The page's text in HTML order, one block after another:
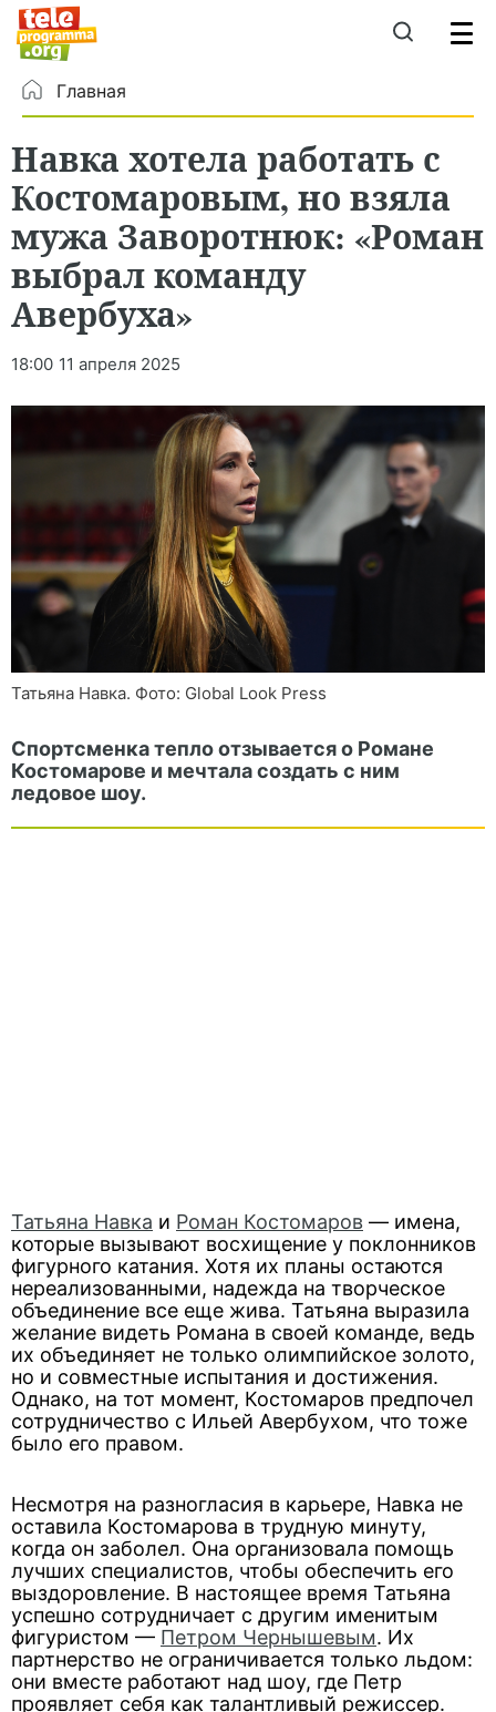
Главная
Навка хотела работать с
Костомаровым, но взяла
мужа Заворотнюк: «Роман
выбрал команду
Авербуха»
18:00 11 апреля 2025
Татьяна Навка. Фото: Global Look Press
Спортсменка тепло отзывается о Романе
Костомарове и мечтала создать с ним
ледовое шоу.
Татьяна Навка и Роман Костомаров — имена,
которые вызывают восхищение у поклонников
фигурного катания. Хотя их планы остаются
нереализованными, надежда на творческое
объединение все еще жива. Татьяна выразила
желание видеть Романа в своей команде, ведь
их объединяет не только олимпийское золото,
но и совместные испытания и достижения.
Однако, на тот момент, Костомаров предпочел
сотрудничество с Ильей Авербухом, что тоже
было его правом.
Несмотря на разногласия в карьере, Навка не
оставила Костомарова в трудную минуту,
когда он заболел. Она организовала помощь
лучших специалистов, чтобы обеспечить его
выздоровление. В настоящее время Татьяна
успешно сотрудничает с другим именитым
фигуристом — Петром Чернышевым. Их
партнерство не ограничивается только льдом:
они вместе работают над шоу, где Петр
проявляет себя как талантливый режиссер.